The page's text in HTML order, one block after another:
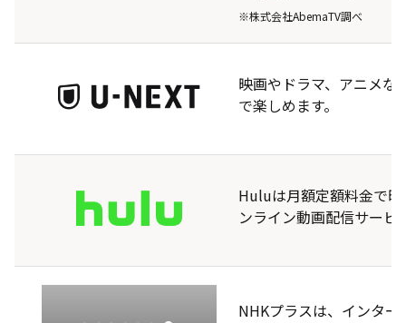
※株式会社AbemaTV調べ
映画やドラマ、アニメな
で楽しめます。
Huluは月額定額料金で
ンライン動画配信サービ
NHKプラスは、インタ